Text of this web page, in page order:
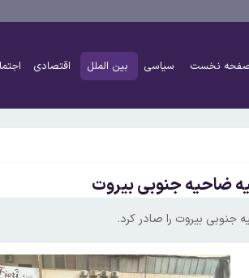
نخست سیاسی بین الملل اقتصادی
ضاحیه جنوبی بیروت
جنوبی بیروت را صادر کرد.